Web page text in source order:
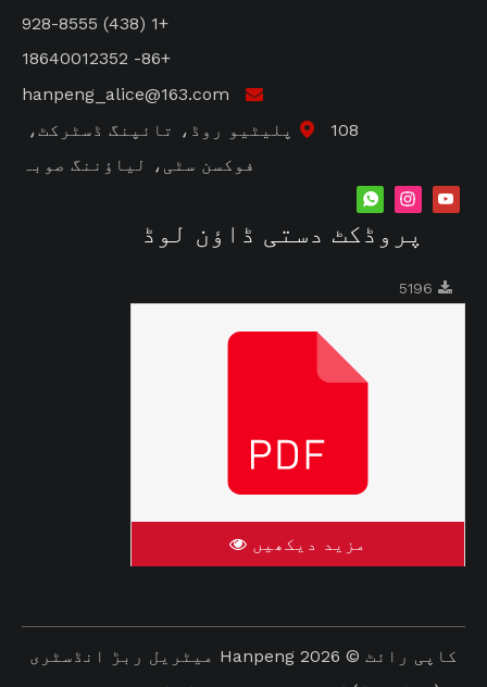
+1 (438) 928-8555
+86- 18640012352

hanpeng_alice@163.com

108 پلیٹیو روڈ، تائپنگ ڈسٹرکٹ،
فوکسن سٹی، لیاؤننگ صوبہ
پروڈکٹ دستی ڈاؤن لوڈ
مزید دیکھیں
کاپی رائٹ © 2026
Hanpeng میٹریل ربڑ انڈسٹری